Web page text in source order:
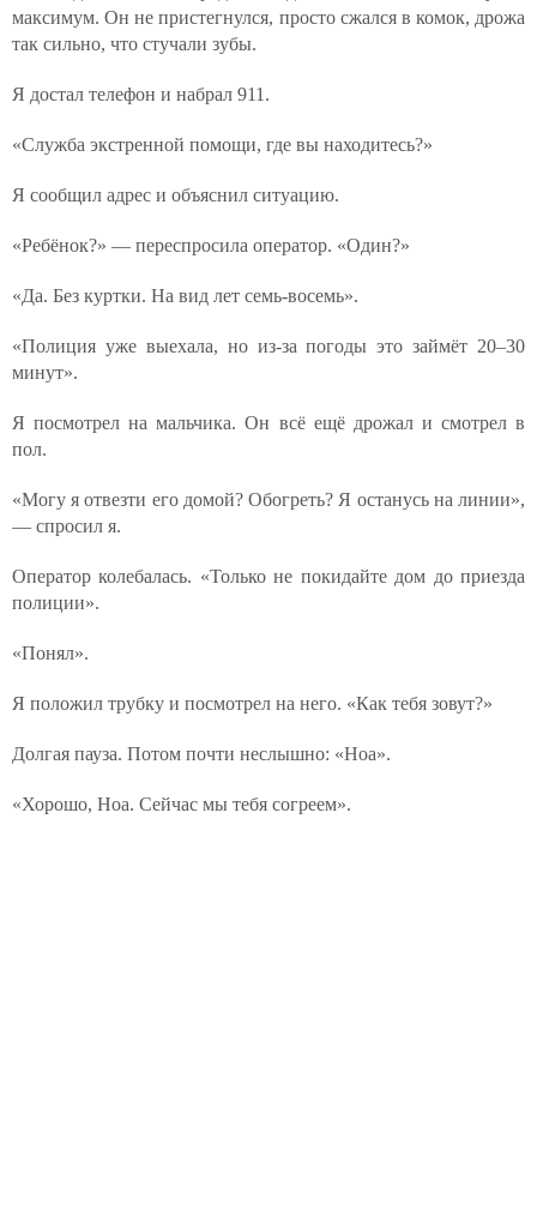
максимум. Он не пристегнулся, просто сжался в комок, дрожа
так сильно, что стучали зубы.
Я достал телефон и набрал 911.
«Служба экстренной помощи, где вы находитесь?»
Я сообщил адрес и объяснил ситуацию.
«Ребёнок?» — переспросила оператор. «Один?»
«Да. Без куртки. На вид лет семь-восемь».
«Полиция уже выехала, но из-за погоды это займёт 20–30
минут».
Я посмотрел на мальчика. Он всё ещё дрожал и смотрел в
пол.
«Могу я отвезти его домой? Обогреть? Я останусь на линии»,
— спросил я.
Оператор колебалась. «Только не покидайте дом до приезда
полиции».
«Понял».
Я положил трубку и посмотрел на него. «Как тебя зовут?»
Долгая пауза. Потом почти неслышно: «Ноа».
«Хорошо, Ноа. Сейчас мы тебя согреем».